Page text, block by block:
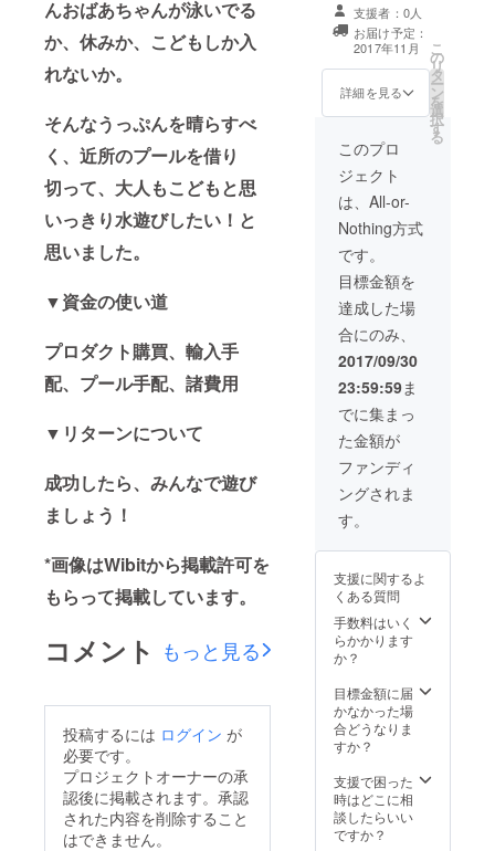
んおばあちゃんが泳いでる
か、休みか、こどもしか入
れないか。
そんなうっぷんを晴らすべ
く、近所のプールを借り
切って、大人もこどもと思
いっきり水遊びしたい！と
思いました。
▼資金の使い道
プロダクト購買、輸入手
配、プール手配、諸費用
▼リターンについて
成功したら、みんなで遊び
ましょう！
*画像はWibitから掲載許可を
もらって掲載しています。
コメント もっと見る
投稿するには ログイン が
必要です。
プロジェクトオーナーの承
認後に掲載されます。承認
された内容を削除すること
はできません。
支援者：0人
お届け予定：
2017年11月
詳細を見る
こ
の
リ
タ
ー
ン
を
選
択
す
る
このプロ
ジェクト
は、All-or-
Nothing方式
です。
目標金額を
達成した場
合にのみ、
2017/09/30
23:59:59ま
でに集まっ
た金額が
ファンディ
ングされま
す。
支援に関するよ
くある質問
手数料はいく
らかかります
か？
目標金額に届
かなかった場
合どうなりま
すか？
支援で困った
時はどこに相
談したらいい
ですか？